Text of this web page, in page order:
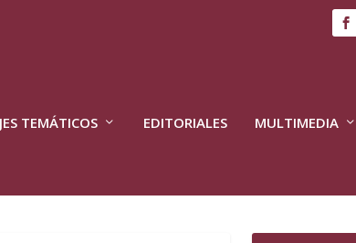
TEMÁTICOS EDITORIALES MULTIMEDIA